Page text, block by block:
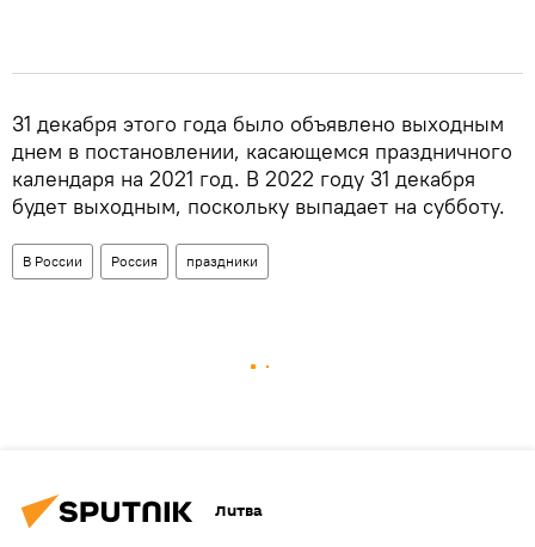
31 декабря этого года было объявлено выходным
днем в постановлении, касающемся праздничного
календаря на 2021 год. В 2022 году 31 декабря
будет выходным, поскольку выпадает на субботу.
В России Россия праздники
Литва